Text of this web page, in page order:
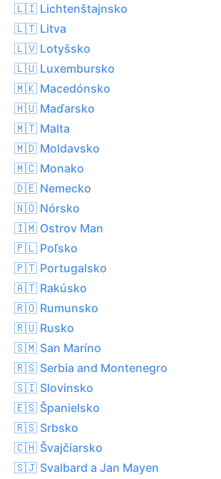
🇱🇮 Lichtenštajnsko
🇱🇹 Litva
🇱🇻 Lotyšsko
🇱🇺 Luxembursko
🇲🇰 Macedónsko
🇭🇺 Maďarsko
🇲🇹 Malta
🇲🇩 Moldavsko
🇲🇨 Monako
🇩🇪 Nemecko
🇳🇴 Nórsko
🇮🇲 Ostrov Man
🇵🇱 Poľsko
🇵🇹 Portugalsko
🇦🇹 Rakúsko
🇷🇴 Rumunsko
🇷🇺 Rusko
🇸🇲 San Maríno
🇷🇸 Serbia and Montenegro
🇸🇮 Slovinsko
🇪🇸 Španielsko
🇷🇸 Srbsko
🇨🇭 Švajčiarsko
🇸🇯 Svalbard a Jan Mayen